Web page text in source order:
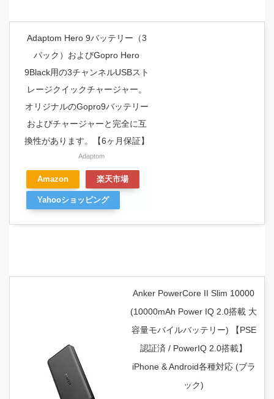
Adaptom Hero 9バッテリー（3
パック）およびGopro Hero
9Black用の3チャンネルUSBスト
レージクイックチャージャー。
オリジナルのGopro9バッテリー
およびチャージャーと完全に互
換性があります。【6ヶ月保証】
Adaptom
Amazon 楽天市場
Yahooショッピング
Anker PowerCore II Slim 10000
(10000mAh Power IQ 2.0搭載 大
容量モバイルバッテリー) 【PSE
認証済 / PowerIQ 2.0搭載】
iPhone & Android各種対応 (ブラ
ック)